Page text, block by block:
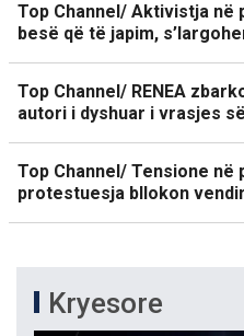
Top Channel/ Aktivistja në
besë që të japim,
Top Channel/ RENEA
autori i dyshuar i vrasjes
Top Channel/ Tensione në
protestuesja bllokon
Kryesore